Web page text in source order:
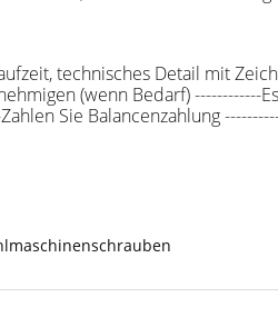
technisches Detail mit
(wenn Bedarf) ------------
Sie Balancenzahlung